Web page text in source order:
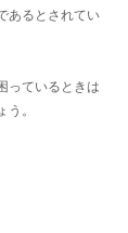
あるとされてい
っているときは
。